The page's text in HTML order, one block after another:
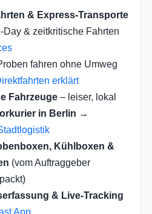
& Express-Transporte
Day & zeitkritische Fahrten
fahren ohne Umweg
erklärt
Fahrzeuge – leiser, lokal
in Berlin →
Kühlboxen &
(vom Auftraggeber
& Live-Tracking